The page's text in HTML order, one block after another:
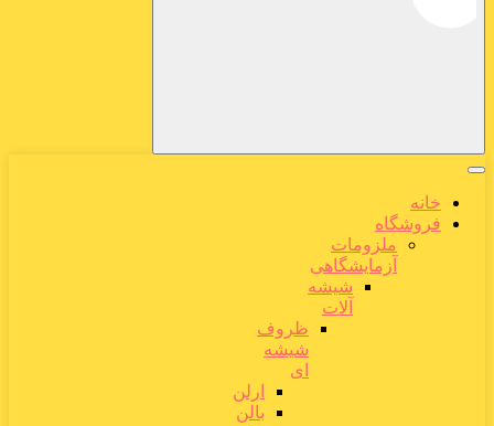
خانه
فروشگاه
ملزومات
آزمایشگاهی
شیشه
آلات
ظروف
شیشه
ای
ارلن
بالن